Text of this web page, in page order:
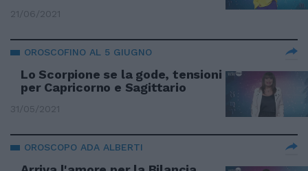
21/06/2021
OROSCOFINO AL 5 GIUGNO
Lo Scorpione se la gode, tensioni
per Capricorno e Sagittario
31/05/2021
OROSCOPO ADA ALBERTI